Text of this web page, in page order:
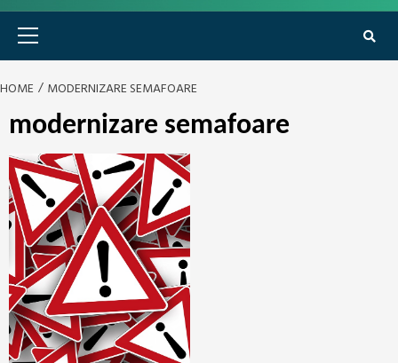
Primary
Menu
HOME MODERNIZARE SEMAFOARE
modernizare semafoare